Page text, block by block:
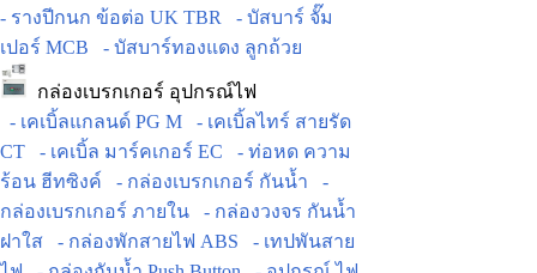
- รางปีกนก ข้อต่อ UK TBR
- บัสบาร์ จั๊ม
เปอร์ MCB
- บัสบาร์ทองแดง ลูกถ้วย
กล่องเบรกเกอร์ อุปกรณ์ไฟ
- เคเบิ้ลแกลนด์ PG M
- เคเบิ้ลไทร์ สายรัด
CT
- เคเบิ้ล มาร์คเกอร์ EC
- ท่อหด ความ
ร้อน ฮีทซิงค์
- กล่องเบรกเกอร์ กันน้ำ
-
กล่องเบรกเกอร์ ภายใน
- กล่องวงจร กันน้ำ
ฝาใส
- กล่องพักสายไฟ ABS
- เทปพันสาย